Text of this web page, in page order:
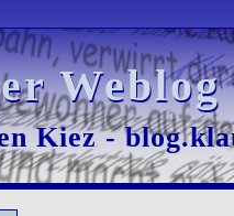
Kiez -
Kiez -